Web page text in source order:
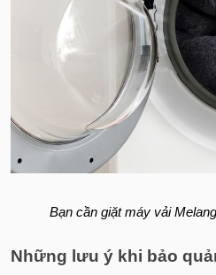
Bạn cần giặt máy vải
Những lưu ý khi bảo